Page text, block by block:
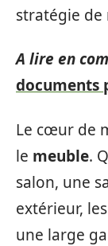
stratégie de
A lire en
documents
Le cœur de
le meuble.
salon, une
extérieur,
une large